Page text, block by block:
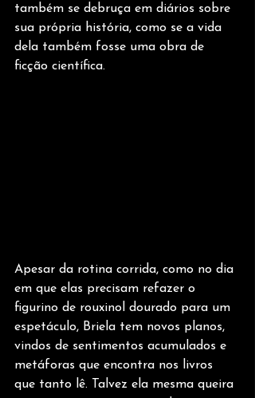
também se debruça em diários sobre
sua própria história, como se a vida
dela também fosse uma obra de
ficção científica.
Apesar da rotina corrida, como no dia
em que elas precisam refazer o
figurino de rouxinol dourado para um
espetáculo, Briela tem novos planos,
vindos de sentimentos acumulados e
metáforas que encontra nos livros
que tanto lê. Talvez ela mesma queira